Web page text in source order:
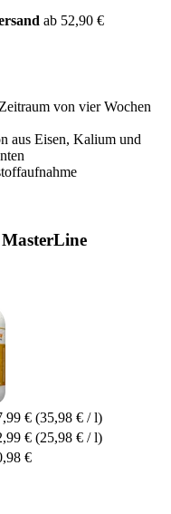
ab 52,90 €
von vier Wochen
aus Eisen, Kalium und
€ (35,98 € / l)
€ (25,98 € / l)
€